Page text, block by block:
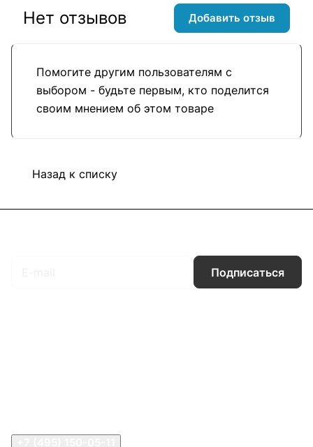
Помогите другим пользователям с
выбором - будьте первым, кто поделится
своим мнением об этом товаре
Нет отзывов Добавить отзыв
Назад к списку
Подписаться